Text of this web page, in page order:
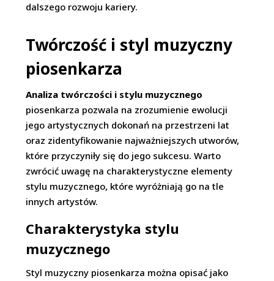
dalszego rozwoju kariery.
Twórczość i styl muzyczny
piosenkarza
Analiza twórczości i stylu muzycznego
piosenkarza pozwala na zrozumienie ewolucji
jego artystycznych dokonań na przestrzeni lat
oraz zidentyfikowanie najważniejszych utworów,
które przyczyniły się do jego sukcesu. Warto
zwrócić uwagę na charakterystyczne elementy
stylu muzycznego, które wyróżniają go na tle
innych artystów.
Charakterystyka stylu
muzycznego
Styl muzyczny piosenkarza można opisać jako